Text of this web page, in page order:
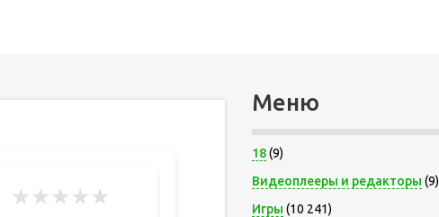
★★★★★
Меню
18(9)
Видеоплееры и редакторы (9)
Игры (10 241)